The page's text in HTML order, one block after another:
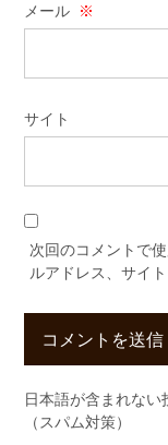
メール ※
サイト
次回のコメントで
ルアドレス、サイト
日本語が含まれない
（スパム対策）